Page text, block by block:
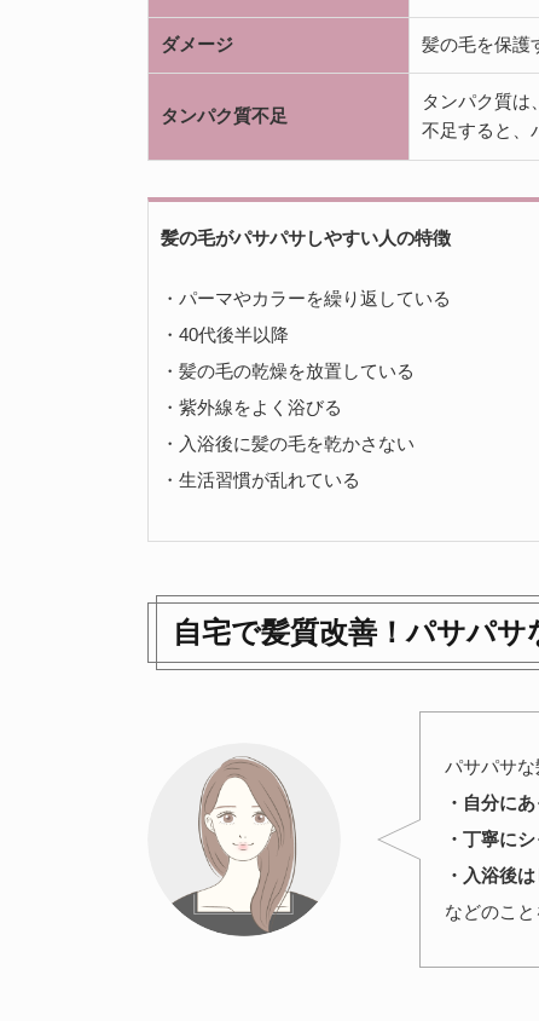
ダメージ 髪の毛を保護
タンパク質不足
タンパク質は
不足すると、
髪の毛がパサパサしやすい人の特徴
・パーマやカラーを繰り返している
・40代後半以降
・髪の毛の乾燥を放置している
・紫外線をよく浴びる
・入浴後に髪の毛を乾かさない
・生活習慣が乱れている
自宅で髪質改善！パサパサ
パサパサな
・自分に
・丁寧に
・入浴後
などのこと